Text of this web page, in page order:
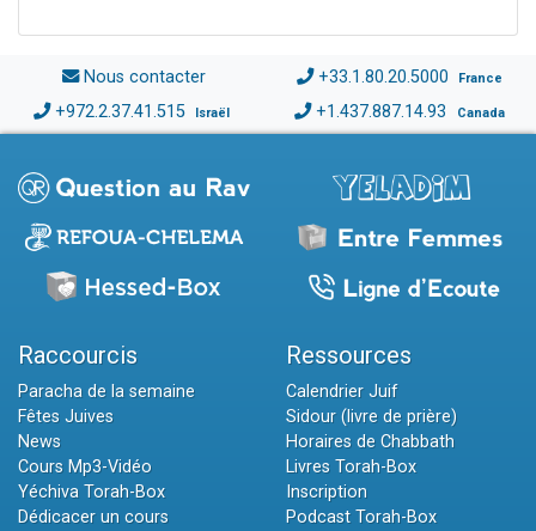
Nous contacter +33.1.80.20.5000 France
+972.2.37.41.515 Israël +1.437.887.14.93 Canada
Raccourcis
Paracha de la semaine
Fêtes Juives
News
Cours Mp3-Vidéo
Yéchiva Torah-Box
Dédicacer un cours
Ressources
Calendrier Juif
Sidour (livre de prière)
Horaires de Chabbath
Livres Torah-Box
Inscription
Podcast Torah-Box